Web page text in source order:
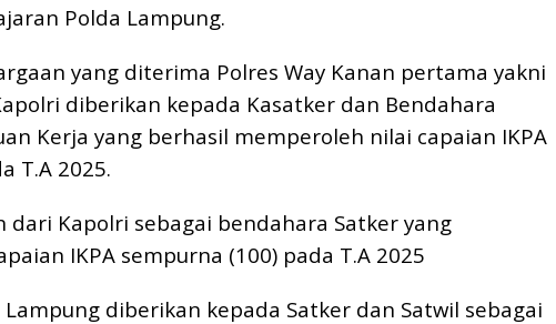
Polda Lampung.
yang diterima Polres Way Kanan pertama yakni
diberikan kepada Kasatker dan Bendahara
Kerja yang berhasil memperoleh nilai capaian IKPA
T.A 2025.
dari Kapolri sebagai bendahara Satker yang
IKPA sempurna (100) pada T.A 2025
diberikan kepada Satker dan Satwil sebagai